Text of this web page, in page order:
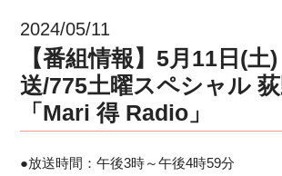
2024/05/11
【番組情報】5月11日(土
送/775土曜スペシャル
「Mari 得 Radio」
●放送時間：午後3時～午後4時59分